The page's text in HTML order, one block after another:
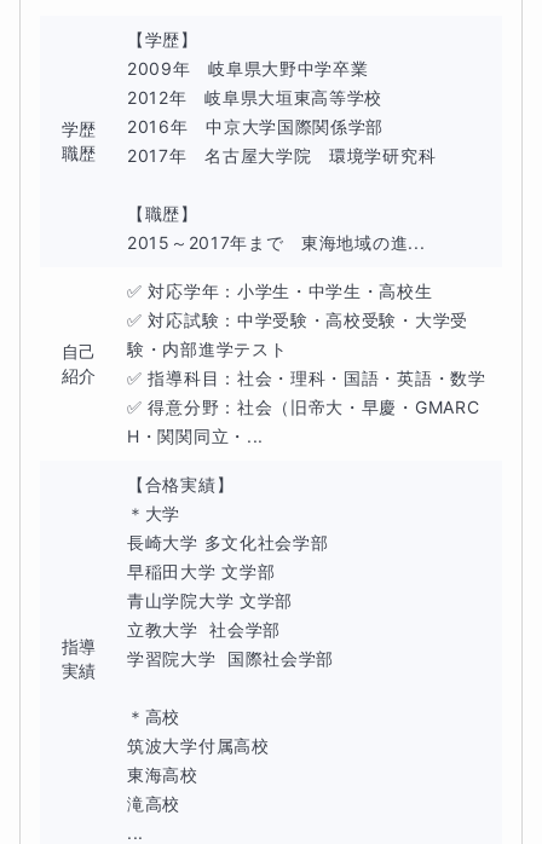
学歴
職歴
【学歴】
2009年　岐阜県大野中学卒業
2012年　岐阜県大垣東高等学校
2016年　中京大学国際関係学部
2017年　名古屋大学院　環境学研究科
【職歴】
2015～2017年まで　東海地域の進...
自己
紹介
✅ 対応学年：小学生・中学生・高校生
✅ 対応試験：中学受験・高校受験・大学受
験・内部進学テスト
✅ 指導科目：社会・理科・国語・英語・数学
✅ 得意分野：社会（旧帝大・早慶・GMARC
H・関関同立・...
指導
実績
【合格実績】
＊大学
長崎大学 多文化社会学部
早稲田大学 文学部
青山学院大学 文学部
立教大学  社会学部
学習院大学  国際社会学部
＊高校
筑波大学付属高校
東海高校
滝高校
...